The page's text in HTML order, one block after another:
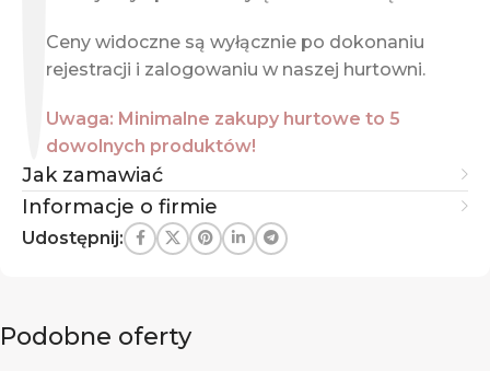
Ceny widoczne są wyłącznie po dokonaniu
rejestracji i zalogowaniu w naszej hurtowni.
Uwaga: Minimalne zakupy hurtowe to 5
dowolnych produktów!
Jak zamawiać
Informacje o firmie
Udostępnij:
Podobne oferty